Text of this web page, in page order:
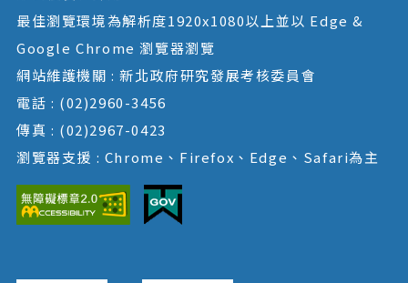
最佳瀏覽環境為解析度1920x1080以上並以 Edge &
Google Chrome 瀏覽器瀏覽
網站維護機關 : 新北政府研究發展考核委員會
電話 : (02)2960-3456
傳真 : (02)2967-0423
瀏覽器支援 : Chrome、Firefox、Edge、Safari為主